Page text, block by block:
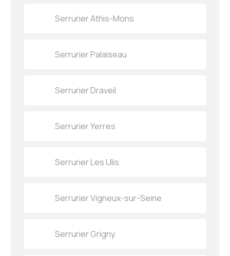
Serrurier Athis-Mons
Serrurier Palaiseau
Serrurier Draveil
Serrurier Yerres
Serrurier Les Ulis
Serrurier Vigneux-sur-Seine
Serrurier Grigny